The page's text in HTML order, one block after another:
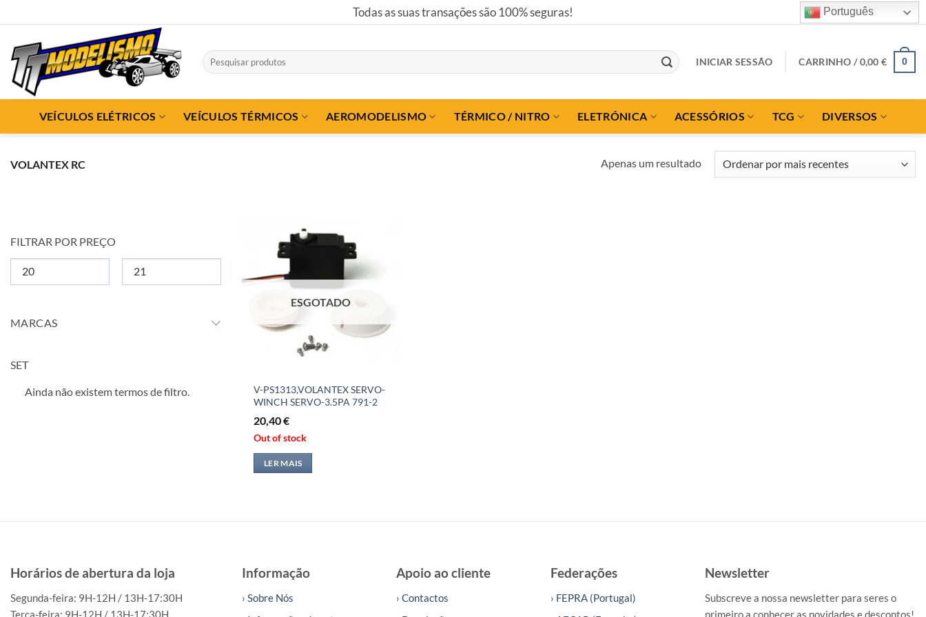
to
content
Todas as suas transações são 100% seguras! Português
Pesquisar
por:
INICIAR SESSÃO CARRINHO /0,00€ 0
VEÍCULOS ELÉTRICOS VEÍCULOS TÉRMICOS AEROMODELISMO TÉRMICO / NITRO ELETRÓNICA ACESSÓRIOS TCG DIVERSOS
VOLANTEX RC Apenas um resultado
FILTRAR POR PREÇO
MARCAS
SET
Ainda não existem termos de filtro.
ESGOTADO
V-PS1313,VOLANTEX SERVO-
WINCH SERVO-3.5PA 791-2
20,40€
Out of stock
LER MAIS
Horários de abertura da loja
Segunda-feira: 9H-12H / 13H-17:30H
Terça-feira: 9H-12H / 13H-17:30H
Informação
› Sobre Nós
Apoio ao cliente
› Contactos
Federações
› FEPRA (Portugal)
Newsletter
Subscreve a nossa newsletter para seres o
primeiro a conhecer as novidades e descontos!